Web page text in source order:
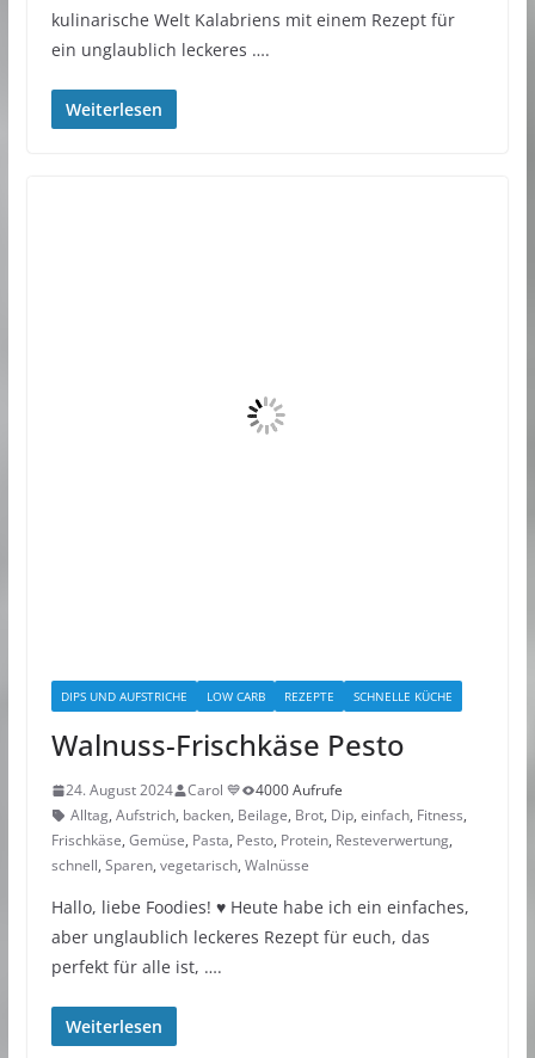
kulinarische Welt Kalabriens mit einem Rezept für
ein unglaublich leckeres ….
Weiterlesen
DIPS UND AUFSTRICHE LOW CARB REZEPTE SCHNELLE KÜCHE
Walnuss-Frischkäse Pesto
24. August 2024 Carol 💙
4000 Aufrufe
Alltag, Aufstrich, backen, Beilage, Brot, Dip, einfach, Fitness,
Frischkäse, Gemüse, Pasta, Pesto, Protein, Resteverwertung,
schnell, Sparen, vegetarisch, Walnüsse
Hallo, liebe Foodies! ♥︎ Heute habe ich ein einfaches,
aber unglaublich leckeres Rezept für euch, das
perfekt für alle ist, ….
Weiterlesen